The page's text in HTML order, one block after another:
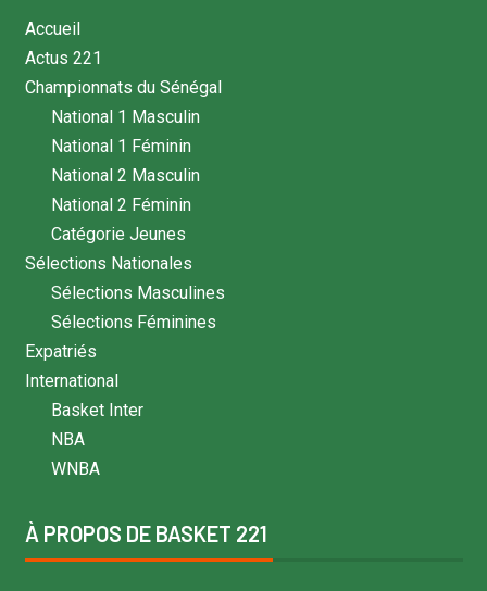
Accueil
Actus 221
Championnats du Sénégal
National 1 Masculin
National 1 Féminin
National 2 Masculin
National 2 Féminin
Catégorie Jeunes
Sélections Nationales
Sélections Masculines
Sélections Féminines
Expatriés
International
Basket Inter
NBA
WNBA
À PROPOS DE BASKET 221